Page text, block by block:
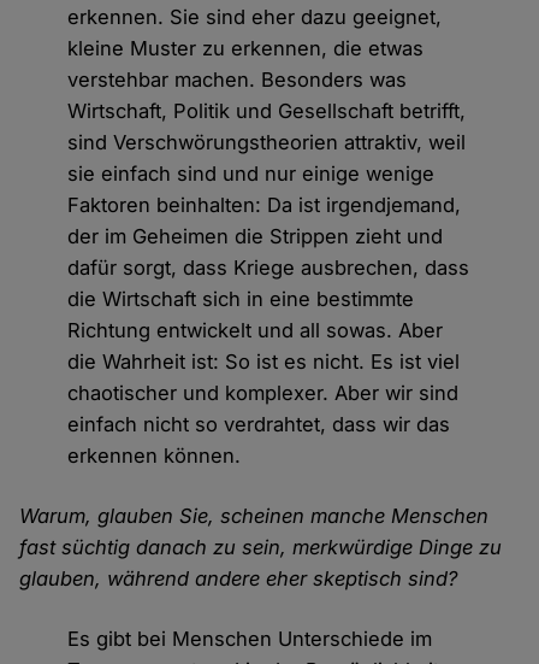
erkennen. Sie sind eher dazu geeignet,
kleine Muster zu erkennen, die etwas
verstehbar machen. Besonders was
Wirtschaft, Politik und Gesellschaft betrifft,
sind Verschwörungstheorien attraktiv, weil
sie einfach sind und nur einige wenige
Faktoren beinhalten: Da ist irgendjemand,
der im Geheimen die Strippen zieht und
dafür sorgt, dass Kriege ausbrechen, dass
die Wirtschaft sich in eine bestimmte
Richtung entwickelt und all sowas. Aber
die Wahrheit ist: So ist es nicht. Es ist viel
chaotischer und komplexer. Aber wir sind
einfach nicht so verdrahtet, dass wir das
erkennen können.
Warum, glauben Sie, scheinen manche Menschen
fast süchtig danach zu sein, merkwürdige Dinge zu
glauben, während andere eher skeptisch sind?
Es gibt bei Menschen Unterschiede im